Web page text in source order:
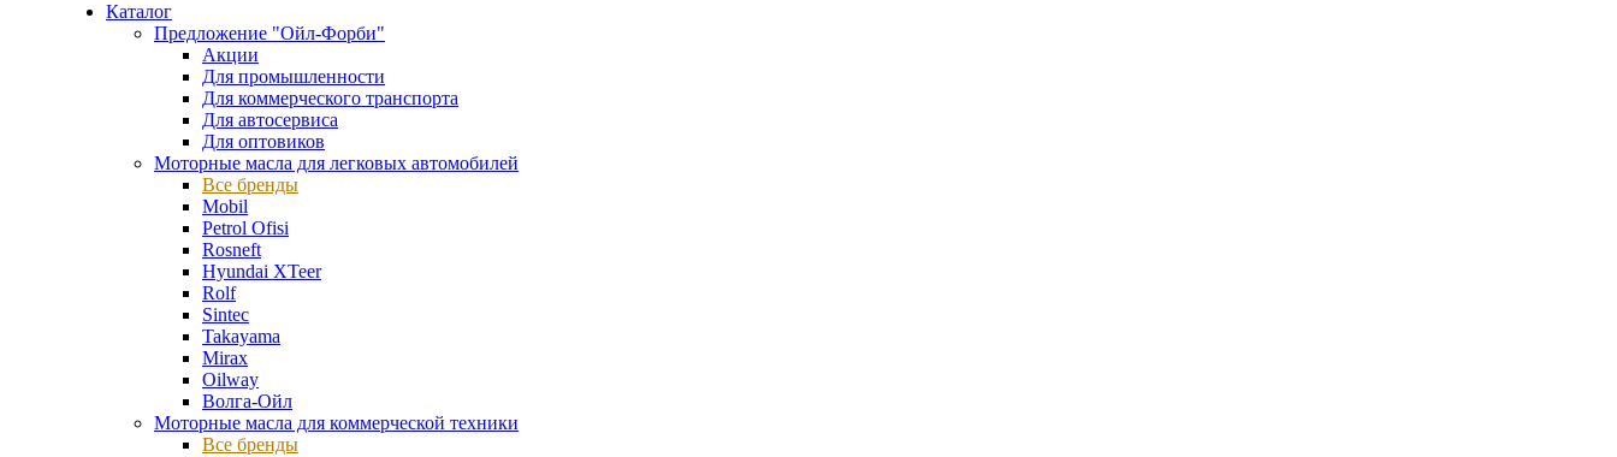
Каталог
Предложение "Ойл-Форби"
Акции
Для промышленности
Для коммерческого транспорта
Для автосервиса
Для оптовиков
Моторные масла для легковых автомобилей
Все бренды
Mobil
Petrol Ofisi
Rosneft
Hyundai XTeer
Rolf
Sintec
Takayama
Mirax
Oilway
Волга-Ойл
Моторные масла для коммерческой техники
Все бренды